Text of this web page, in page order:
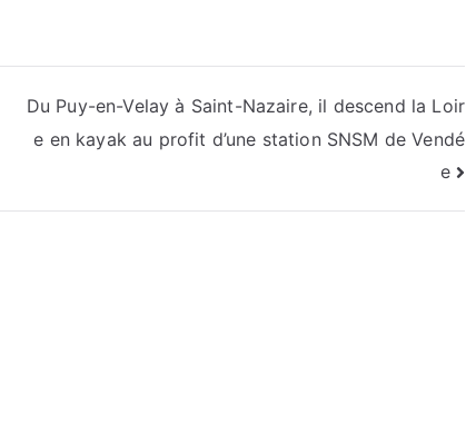
Du Puy-en-Velay à Saint-Nazaire, il descend la Loir
e en kayak au profit d’une station SNSM de Vendé
e